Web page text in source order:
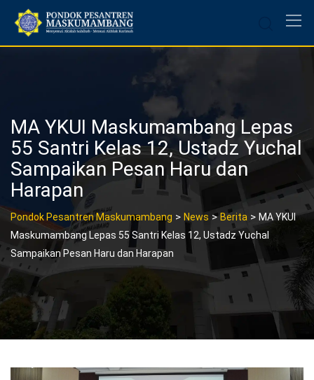
content
MA YKUI Maskumambang Lepas
55 Santri Kelas 12, Ustadz Yuchal
Sampaikan Pesan Haru dan
Harapan
Pondok Pesantren Maskumambang > News > Berita > MA YKUI
Maskumambang Lepas 55 Santri Kelas 12, Ustadz Yuchal
Sampaikan Pesan Haru dan Harapan